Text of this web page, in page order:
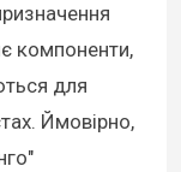
компоненти,
для
Ймовірно,